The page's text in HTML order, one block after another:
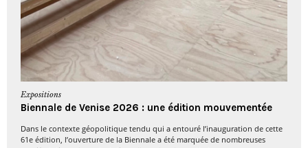
Expositions
Biennale de Venise 2026 : une édition mouvementée
Dans le contexte géopolitique tendu qui a entouré l’inauguration de cette
61e édition, l’ouverture de la Biennale a été marquée de nombreuses